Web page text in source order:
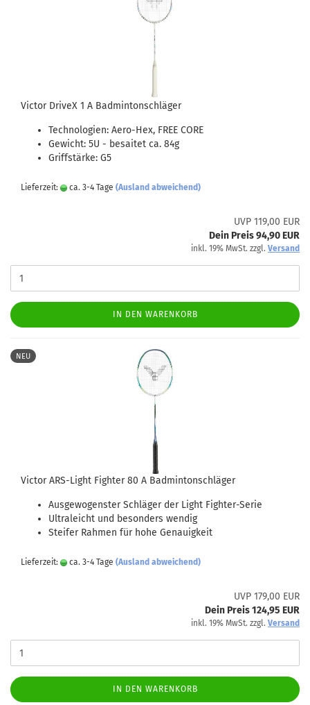
Victor DriveX 1 A Badmintonschläger
Technologien: Aero-Hex, FREE CORE
Gewicht: 5U - besaitet ca. 84g
Griffstärke: G5
Lieferzeit: ca. 3-4 Tage (Ausland abweichend)
UVP 119,00 EUR
Dein Preis 94,90 EUR
inkl. 19% MwSt. zzgl. Versand
IN DEN WARENKORB
NEU
Victor ARS-Light Fighter 80 A Badmintonschläger
Ausgewogenster Schläger der Light Fighter-Serie
Ultraleicht und besonders wendig
Steifer Rahmen für hohe Genauigkeit
Lieferzeit: ca. 3-4 Tage (Ausland abweichend)
UVP 179,00 EUR
Dein Preis 124,95 EUR
inkl. 19% MwSt. zzgl. Versand
IN DEN WARENKORB